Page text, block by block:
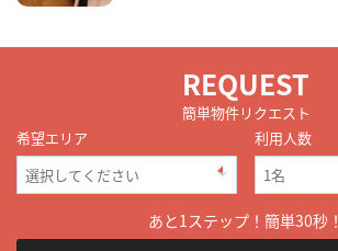
REQUEST
簡単物件リクエスト
希望エリア
利用人数
あと1ステップ！簡単30秒！